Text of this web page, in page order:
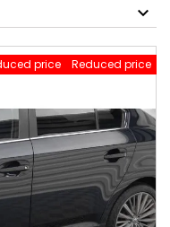
Reduced price
price